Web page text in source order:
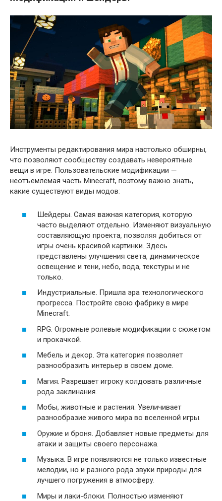
Инструменты редактирования мира настолько обширны,
что позволяют сообществу создавать невероятные
вещи в игре. Пользовательские модификации —
неотъемлемая часть Minecraft, поэтому важно знать,
какие существуют виды модов:
Шейдеры. Самая важная категория, которую
часто выделяют отдельно. Изменяют визуальную
составляющую проекта, позволяя добиться от
игры очень красивой картинки. Здесь
представлены улучшения света, динамическое
освещение и тени, небо, вода, текстуры и не
только.
Индустриальные. Пришла эра технологического
прогресса. Постройте свою фабрику в мире
Minecraft.
RPG. Огромные ролевые модификации с сюжетом
и прокачкой.
Мебель и декор. Эта категория позволяет
разнообразить интерьер в своем доме.
Магия. Разрешает игроку колдовать различные
рода заклинания.
Мобы, животные и растения. Увеличивает
разнообразие живого мира во вселенной игры.
Оружие и броня. Добавляет новые предметы для
атаки и защиты своего персонажа.
Музыка. В игре появляются не только известные
мелодии, но и разного рода звуки природы для
лучшего погружения в атмосферу.
Миры и лаки-блоки. Полностью изменяют